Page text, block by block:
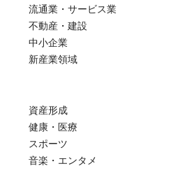
流通業・サービス業
不動産・建設
中小企業
新産業領域
資産形成
健康・医療
スポーツ
音楽・エンタメ